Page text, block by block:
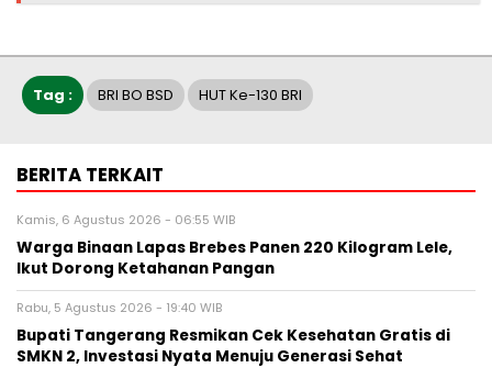
Tag : BRI BO BSD HUT Ke-130 BRI
BERITA TERKAIT
Kamis, 6 Agustus 2026 - 06:55 WIB
Warga Binaan Lapas Brebes Panen 220 Kilogram Lele,
Ikut Dorong Ketahanan Pangan
Rabu, 5 Agustus 2026 - 19:40 WIB
‎Bupati Tangerang Resmikan Cek Kesehatan Gratis di
SMKN 2, Investasi Nyata Menuju Generasi Sehat